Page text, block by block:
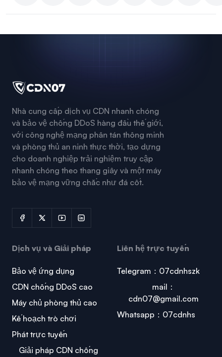
Nhà cung cấp dịch vụ CDN nhanh chóng
và bảo vệ chống DDoS hàng đầu thế giới,
với công nghệ mạng phân tán thông minh
và phòng thủ an ninh thực thời, tạo dựng
cho doanh nghiệp trải nghiệm truy cập
nhanh chóng theo thang giây và một máy
bảo vệ mạng vững chắc như đá cốt.
Dịch vụ và Giải pháp
Bảo vệ ứng dụng
CDN chống DDoS cao
Máy chủ phòng thủ cao
Kế hoạch trò chơi
Phát trực tuyến
Giải pháp CDN chống
Liên hệ trực tuyến
Telegram：07cdnhszk
mail：
cdn07@gmail.com
Whatsapp：07cdnhs